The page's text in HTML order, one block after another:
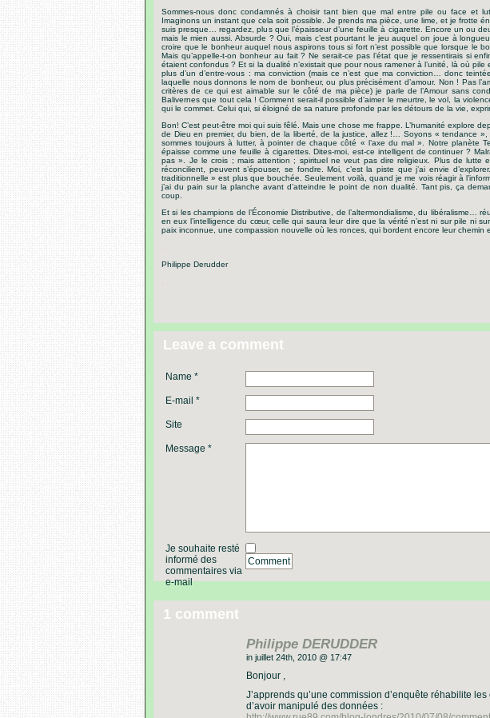
Sommes-nous donc condamnés à choisir tant bien que mal entre pile ou face et
Imaginons un instant que cela soit possible. Je prends ma pièce, une lime, et je frotte
suis presque… regardez, plus que l’épaisseur d’une feuille à cigarette. Encore un ou
mais le mien aussi. Absurde ? Oui, mais c’est pourtant le jeu auquel on joue à
croire que le bonheur auquel nous aspirons tous si fort n’est possible que lorsque le
Mais qu’appelle-t-on bonheur au fait ? Ne serait-ce pas l’état que je ressentirais si
étaient confondus ? Et si la dualité n’existait que pour nous ramener à l’unité, là où
plus d’un d’entre-vous : ma conviction (mais ce n’est que ma conviction… donc
laquelle nous donnons le nom de bonheur, ou plus précisément d’amour. Non ! Pas
critères de ce qui est aimable sur le côté de ma pièce) je parle de l’Amour sans
Balivernes que tout cela ! Comment serait-il possible d’aimer le meurtre, le vol, la
qui le commet. Celui qui, si éloigné de sa nature profonde par les détours de la vie,
Bon! C’est peut-être moi qui suis fêlé. Mais une chose me frappe. L’humanité explore
de Dieu en premier, du bien, de la liberté, de la justice, allez !… Soyons « tendance
sommes toujours à lutter, à pointer de chaque côté « l’axe du mal ». Notre planète
épaisse comme une feuille à cigarettes. Dites-moi, est-ce intelligent de continuer ?
pas ». Je le crois ; mais attention ; spirituel ne veut pas dire religieux. Plus de
réconcilient, peuvent s’épouser, se fondre. Moi, c’est la piste que j’ai envie
traditionnelle » est plus que bouchée. Seulement voilà, quand je me vois réagir à
j’ai du pain sur la planche avant d’atteindre le point de non dualité. Tant pis, ça
coup.
Et si les champions de l’Économie Distributive, de l’altermondialisme, du libéralisme…
en eux l’intelligence du cœur, celle qui saura leur dire que la vérité n’est ni sur pile ni
paix inconnue, une compassion nouvelle où les ronces, qui bordent encore leur
.
Philippe Derudder
.
Leave a comment
Name *
E-mail *
Site
Message *
Je souhaite resté
informé des
commentaires via
e-mail
Comment
1 comment
Philippe DERUDDER
in juillet 24th, 2010 @ 17:47
Bonjour ,
J’apprends qu’une commission d’enquête réhabilite
d’avoir manipulé des données :